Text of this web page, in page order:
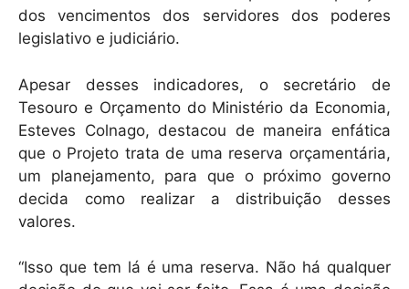
dos vencimentos dos servidores dos poderes
legislativo e judiciário.
Apesar desses indicadores, o secretário de
Tesouro e Orçamento do Ministério da Economia,
Esteves Colnago, destacou de maneira enfática
que o Projeto trata de uma reserva orçamentária,
um planejamento, para que o próximo governo
decida como realizar a distribuição desses
valores.
“Isso que tem lá é uma reserva. Não há qualquer